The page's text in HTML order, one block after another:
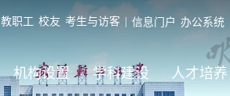
信息门户 办公系统
教职工 校友 考生与访客
机构设置 学科建设 人才培养